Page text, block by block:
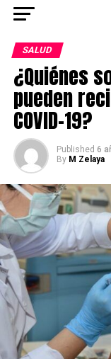
SALUD
¿Quiénes
pueden
COVID-19?
Published 6
By M Zelaya